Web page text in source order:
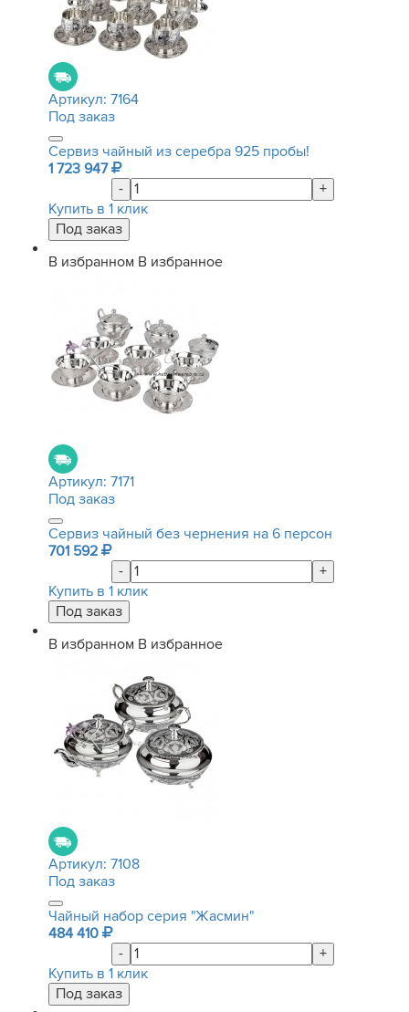
Артикул: 7164
Под заказ
Сервиз чайный из серебра 925 пробы!
1 723 947
-
+
Купить в 1 клик
В избранном В избранное
Артикул: 7171
Под заказ
Сервиз чайный без чернения на 6 персон
701 592
-
+
Купить в 1 клик
В избранном В избранное
Артикул: 7108
Под заказ
Чайный набор серия "Жасмин"
484 410
-
+
Купить в 1 клик